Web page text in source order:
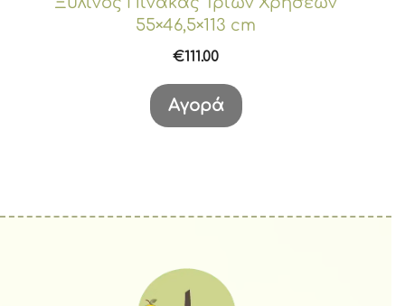
55×46,5×113 cm
€111.00
Αγορά